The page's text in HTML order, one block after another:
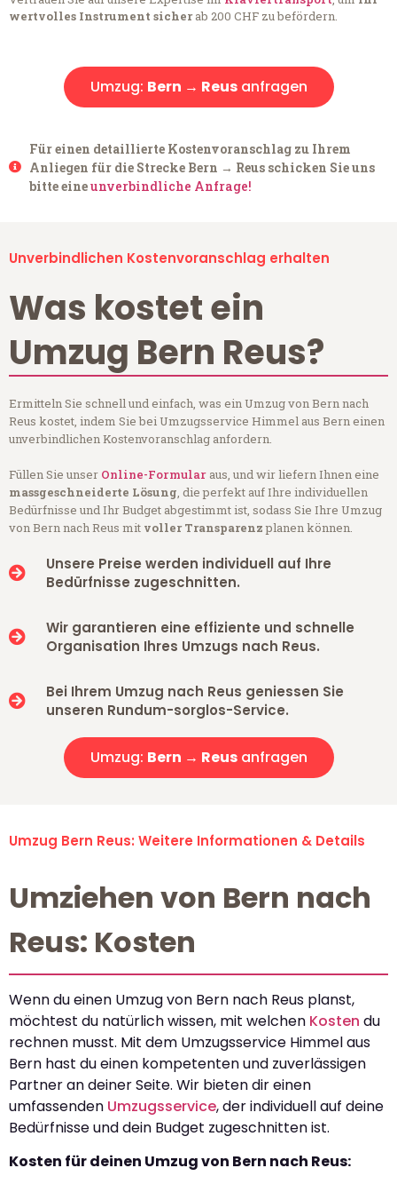
wertvolles Instrument sicherab 200 CHF zu befördern.
Umzug: Bern → Reusanfragen
Für einen detaillierte Kostenvoranschlag zu Ihrem
Anliegen für die Strecke Bern → Reus schicken Sie uns
bitte eineunverbindliche Anfrage!
Unverbindlichen Kostenvoranschlag erhalten
Was kostet ein
Umzug Bern Reus?
Ermitteln Sie schnell und einfach, was ein Umzug von Bern nach
Reus kostet, indem Sie bei Umzugsservice Himmel aus Bern einen
unverbindlichen Kostenvoranschlag anfordern.
Füllen Sie unser Online-Formular aus, und wir liefern Ihnen eine
massgeschneiderte Lösung, die perfekt auf Ihre individuellen
Bedürfnisse und Ihr Budget abgestimmt ist, sodass Sie Ihre Umzug
von Bern nach Reus mit voller Transparenzplanen können.
Unsere Preise werden individuell auf Ihre
Bedürfnisse zugeschnitten.
Wir garantieren eine effiziente und schnelle
Organisation Ihres Umzugs nach Reus.
Bei Ihrem Umzug nach Reus geniessen Sie
unseren Rundum-sorglos-Service.
Umzug: Bern → Reusanfragen
Umzug Bern Reus: Weitere Informationen & Details
Umziehen von Bern nach
Reus: Kosten
Wenn du einen Umzug von Bern nach Reus planst,
möchtest du natürlich wissen, mit welchen Kosten du
rechnen musst. Mit dem Umzugsservice Himmel aus
Bern hast du einen kompetenten und zuverlässigen
Partner an deiner Seite. Wir bieten dir einen
umfassenden Umzugsservice, der individuell auf deine
Bedürfnisse und dein Budget zugeschnitten ist.
Kosten für deinen Umzug von Bern nach Reus: